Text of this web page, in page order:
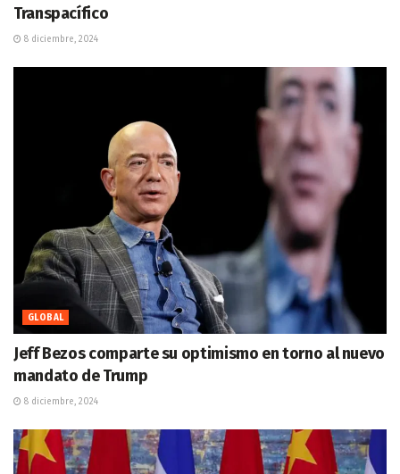
Transpacífico
8 diciembre, 2024
GLOBAL
Jeff Bezos comparte su optimismo en torno al nuevo
mandato de Trump
8 diciembre, 2024